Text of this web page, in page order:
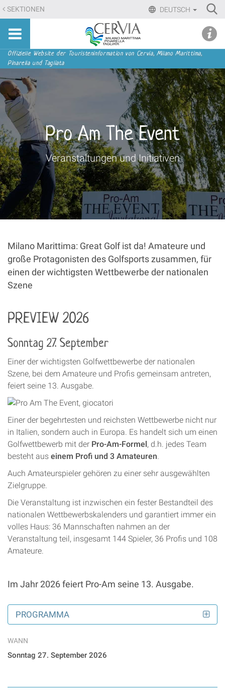
Direkt
zum
Inhalt
Direkt
zur
Navigation
DEUTSCH
SEKTIONEN
Sito
turistico
ufficiale
Tagliata
Sektionen
Offizielle Website der Touristeninformation von Cervia, Milano Marittima,
Pinarella und Tagliata
Pro Am The Event
Veranstaltungen und Initiativen
Milano Marittima: Great Golf ist da! Amateure und
große Protagonisten des Golfsports zusammen, für
einen der wichtigsten Wettbewerbe der nationalen
Szene
PREVIEW 2026
Sonntag 27. September
Einer der wichtigsten Golfwettbewerbe der nationalen
Szene, bei dem Amateure und Profis gemeinsam antreten,
feiert seine 13. Ausgabe.
Einer der begehrtesten und reichsten Wettbewerbe nicht nur
in Italien, sondern auch in Europa. Es handelt sich um einen
Golfwettbewerb mit der Pro-Am-Formel , d.h. jedes Team
besteht aus einem Profi und 3 Amateuren.
Auch Amateurspieler gehören zu einer sehr ausgewählten
Zielgruppe.
Die Veranstaltung ist inzwischen ein fester Bestandteil des
nationalen Wettbewerbskalenders und garantiert immer ein
volles Haus: 36 Mannschaften nahmen an der
Veranstaltung teil, insgesamt 144 Spieler, 36 Profis und 108
Amateure.
Im Jahr 2026 feiert Pro-Am seine 13. Ausgabe.
PROGRAMMA
WANN
Sonntag 27. September 2026
menu